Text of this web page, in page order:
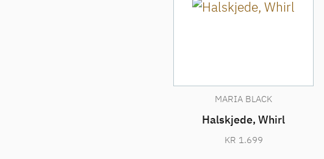
MARIA BLACK
Halskjede, Whirl
KR 1.699